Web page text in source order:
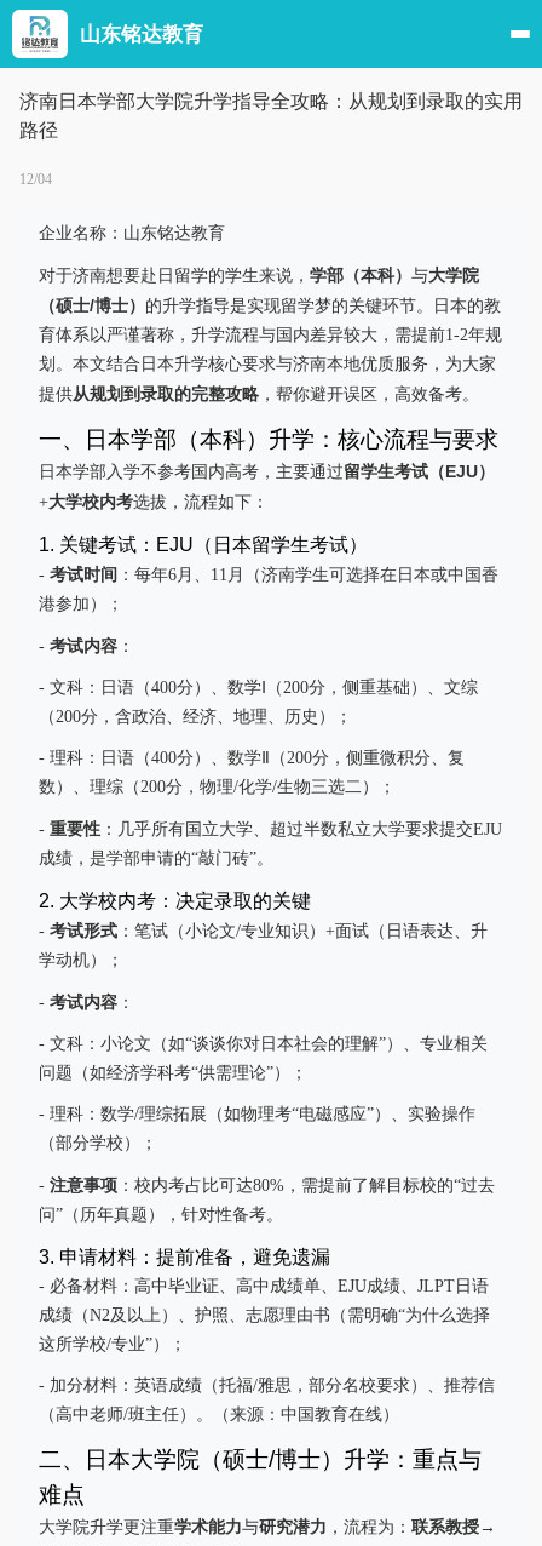
山东铭达教育
济南日本学部大学院升学指导全攻略：从规划到录取的实用
路径
12/04
企业名称：山东铭达教育
对于济南想要赴日留学的学生来说， 学部（本科） 与大学院
（硕士/博士） 的升学指导是实现留学梦的关键环节。日本的教
育体系以严谨著称，升学流程与国内差异较大，需提前1-2年规
划。本文结合日本升学核心要求与济南本地优质服务，为大家
提供从规划到录取的完整攻略 ，帮你避开误区，高效备考。
一、日本学部（本科）升学：核心流程与要求
日本学部入学不参考国内高考，主要通过留学生考试（EJU）
+大学校内考选拔，流程如下：
1. 关键考试：EJU（日本留学生考试）
- 考试时间 ：每年6月、11月（济南学生可选择在日本或中国香
港参加）；
- 考试内容 ：
- 文科：日语（400分）、数学Ⅰ（200分，侧重基础）、文综
（200分，含政治、经济、地理、历史）；
- 理科：日语（400分）、数学Ⅱ（200分，侧重微积分、复
数）、理综（200分，物理/化学/生物三选二）；
- 重要性 ：几乎所有国立大学、超过半数私立大学要求提交EJU
成绩，是学部申请的“敲门砖”。
2. 大学校内考：决定录取的关键
- 考试形式 ：笔试（小论文/专业知识）+面试（日语表达、升
学动机）；
- 考试内容 ：
- 文科：小论文（如“谈谈你对日本社会的理解”）、专业相关
问题（如经济学科考“供需理论”）；
- 理科：数学/理综拓展（如物理考“电磁感应”）、实验操作
（部分学校）；
- 注意事项 ：校内考占比可达80%，需提前了解目标校的“过去
问”（历年真题），针对性备考。
3. 申请材料：提前准备，避免遗漏
- 必备材料：高中毕业证、高中成绩单、EJU成绩、JLPT日语
成绩（N2及以上）、护照、志愿理由书（需明确“为什么选择
这所学校/专业”）；
- 加分材料：英语成绩（托福/雅思，部分名校要求）、推荐信
（高中老师/班主任）。（来源：中国教育在线）
二、日本大学院（硕士/博士）升学：重点与
难点
大学院升学更注重学术能力与研究潜力 ，流程为： 联系教授→